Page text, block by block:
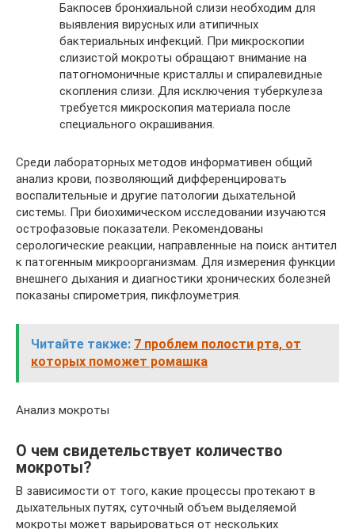
Бакпосев бронхиальной слизи необходим для
выявления вирусных или атипичных
бактериальных инфекций. При микроскопии
слизистой мокроты обращают внимание на
патогномоничные кристаллы и спиралевидные
скопления слизи. Для исключения туберкулеза
требуется микроскопия материала после
специального окрашивания.
Среди лабораторных методов информативен общий
анализ крови, позволяющий дифференцировать
воспалительные и другие патологии дыхательной
системы. При биохимическом исследовании изучаются
острофазовые показатели. Рекомендованы
серологические реакции, направленные на поиск антител
к патогенным микроорганизмам. Для измерения функции
внешнего дыхания и диагностики хронических болезней
показаны спирометрия, пикфлоуметрия.
Читайте также: 7 проблем полости рта, от
которых поможет ромашка
Анализ мокроты
О чем свидетельствует количество
мокроты?
В зависимости от того, какие процессы протекают в
дыхательных путях, суточный объем выделяемой
мокроты может варьироваться от нескольких